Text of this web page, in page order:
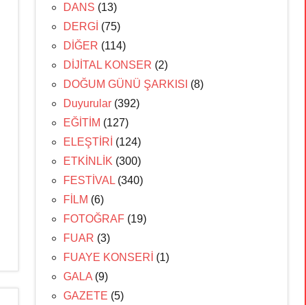
DANS (13)
DERGİ (75)
DİĞER (114)
DİJİTAL KONSER (2)
DOĞUM GÜNÜ ŞARKISI (8)
Duyurular (392)
EĞİTİM (127)
ELEŞTİRİ (124)
ETKİNLİK (300)
FESTİVAL (340)
FİLM (6)
FOTOĞRAF (19)
FUAR (3)
FUAYE KONSERİ (1)
GALA (9)
GAZETE (5)